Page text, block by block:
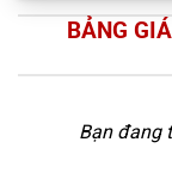
BẢNG
Bạn đang